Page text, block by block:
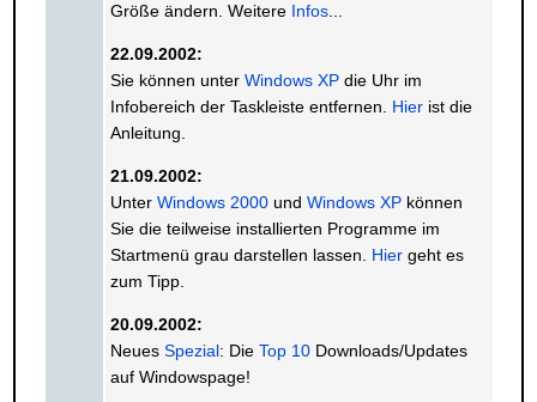
Größe ändern. Weitere Infos...
22.09.2002:
Sie können unter Windows XPdie Uhr im
Infobereich der Taskleiste entfernen. Hierist die
Anleitung.
21.09.2002:
Unter Windows 2000und Windows XPkönnen
Sie die teilweise installierten Programme im
Startmenü grau darstellen lassen. Hiergeht es
zum Tipp.
20.09.2002:
Neues Spezial: DieTop 10Downloads/Updates
auf Windowspage!